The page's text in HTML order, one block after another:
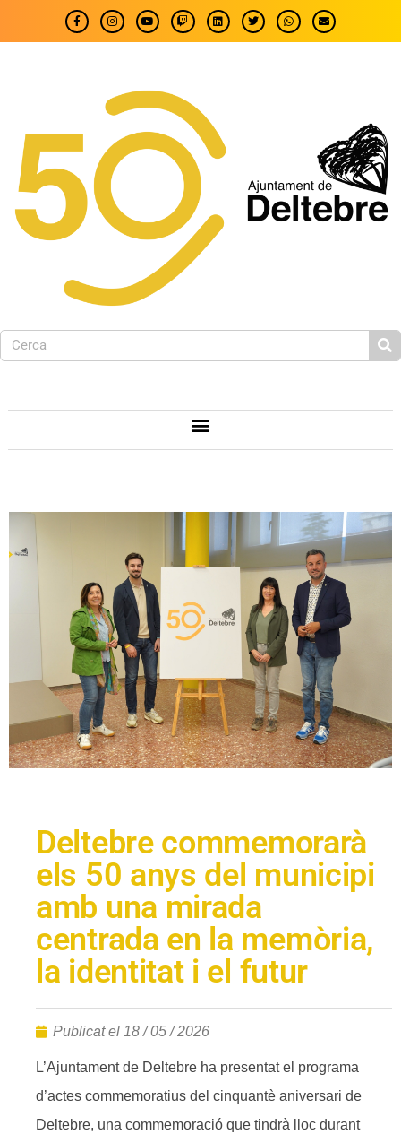
Deltebre commemorarà
els 50 anys del municipi
amb una mirada
centrada en la memòria,
la identitat i el futur
Publicat el 18 / 05 / 2026
L’Ajuntament de Deltebre ha presentat el programa
d’actes commemoratius del cinquantè aniversari de
Deltebre, una commemoració que tindrà lloc durant